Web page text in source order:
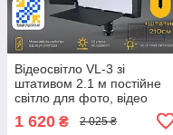
Відеосвітло VL-3 зі
штативом 2.1 м постійне
світло для фото, відео
лампа для фону. Студійне
світло
1 620 ₴ 2 025 ₴